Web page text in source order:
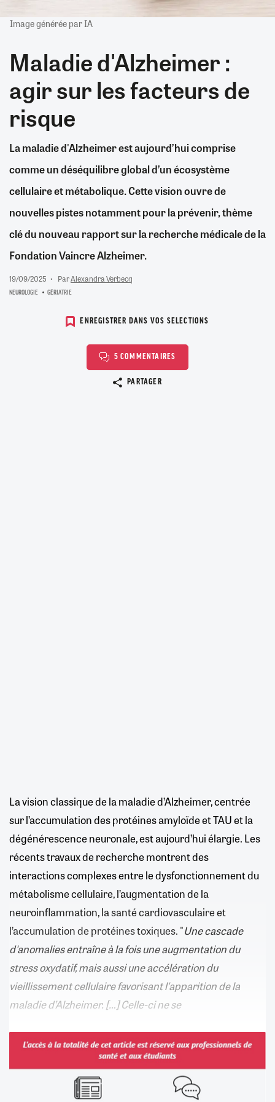
Image générée par IA
Maladie d'Alzheimer :
agir sur les facteurs de
risque
La maladie d'Alzheimer est aujourd’hui comprise
comme un déséquilibre global d’un écosystème
cellulaire et métabolique. Cette vision ouvre de
nouvelles pistes notamment pour la prévenir, thème
clé du nouveau rapport sur la recherche médicale de la
Fondation Vaincre Alzheimer.
19/09/2025 ParAlexandra Verbecq
NEUROLOGIE GÉRIATRIE
ENREGISTRER DANS VOS SELECTIONS
5 COMMENTAIRES
PARTAGER
La vision classique de la maladie d’Alzheimer, centrée
sur l’accumulation des protéines amyloïde et TAU et la
dégénérescence neuronale, est aujourd’hui élargie. Les
récents travaux de recherche montrent des
interactions complexes entre le dysfonctionnement du
métabolisme cellulaire, l’augmentation de la
neuroinflammation, la santé cardiovasculaire et
l’accumulation de protéines toxiques. "Une cascade
d'anomalies entraîne à la fois une augmentation du
stress oxydatif, mais aussi une accélération du
vieillissement cellulaire favorisant l'apparition de la
maladie d’Alzheimer. […] Celle-ci ne se